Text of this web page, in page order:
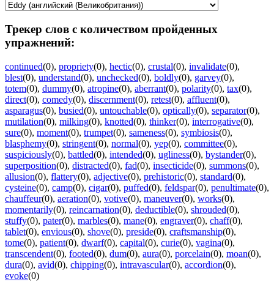
Трекер слов с количеством пройденных
упражнений:
continued(0), propriety(0), hectic(0), crustal(0), invalidate(0),
blest(0), understand(0), unchecked(0), boldly(0), garvey(0),
totem(0), dummy(0), atropine(0), aberrant(0), polarity(0), tax(0),
direct(0), comedy(0), discernment(0), retest(0), affluent(0),
asparagus(0), busied(0), untouchable(0), optically(0), separator(0),
mutilation(0), milking(0), knotted(0), thinker(0), interrogative(0),
sure(0), moment(0), trumpet(0), sameness(0), symbiosis(0),
blasphemy(0), stringent(0), normal(0), yep(0), committee(0),
suspiciously(0), battled(0), intended(0), ugliness(0), bystander(0),
superposition(0), distracted(0), fad(0), insecticide(0), summons(0),
allusion(0), flattery(0), adjective(0), prehistoric(0), standard(0),
cysteine(0), camp(0), cigar(0), puffed(0), feldspar(0), penultimate(0),
chauffeur(0), aeration(0), votive(0), maneuver(0), works(0),
momentarily(0), reincarnation(0), deductible(0), shrouded(0),
stuffy(0), pater(0), marbles(0), mane(0), engraver(0), chaff(0),
tablet(0), envious(0), shove(0), preside(0), craftsmanship(0),
tome(0), patient(0), dwarf(0), capital(0), curie(0), vagina(0),
transcendent(0), footed(0), dum(0), aura(0), porcelain(0), moan(0),
dura(0), avid(0), chipping(0), intravascular(0), accordion(0),
evoke(0)